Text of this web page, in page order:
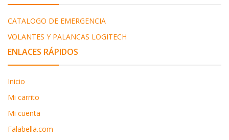
CATALOGO DE EMERGENCIA
VOLANTES Y PALANCAS LOGITECH
ENLACES RÁPIDOS
Inicio
Mi carrito
Mi cuenta
Falabella.com